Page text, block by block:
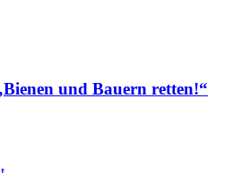
und Bauern retten!“